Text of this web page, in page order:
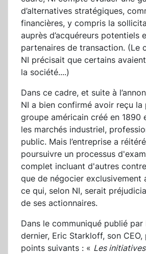
d’alternatives stratégiques,
financières, y compris la
auprès d’acquéreurs potentiels
partenaires de transaction. (Le
NI précisait que certains
la société....)
Dans ce cadre, et suite à
NI a bien confirmé avoir reçu
groupe américain créé en 1890
les marchés industriel,
public. Mais l’entreprise a
poursuivre un processus
complet incluant d'autres
que de négocier exclusivement
ce qui, selon NI, serait
de ses actionnaires.
Dans le communiqué publié par
dernier, Eric Starkloff, son
points suivants : « Les